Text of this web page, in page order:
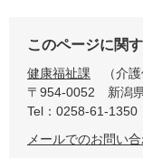
このページに関
健康福祉課
介
〒954-0052
新潟
Tel：0258-61-1350
メールでのお問い